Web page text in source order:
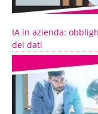
IA in azienda:
dei dati